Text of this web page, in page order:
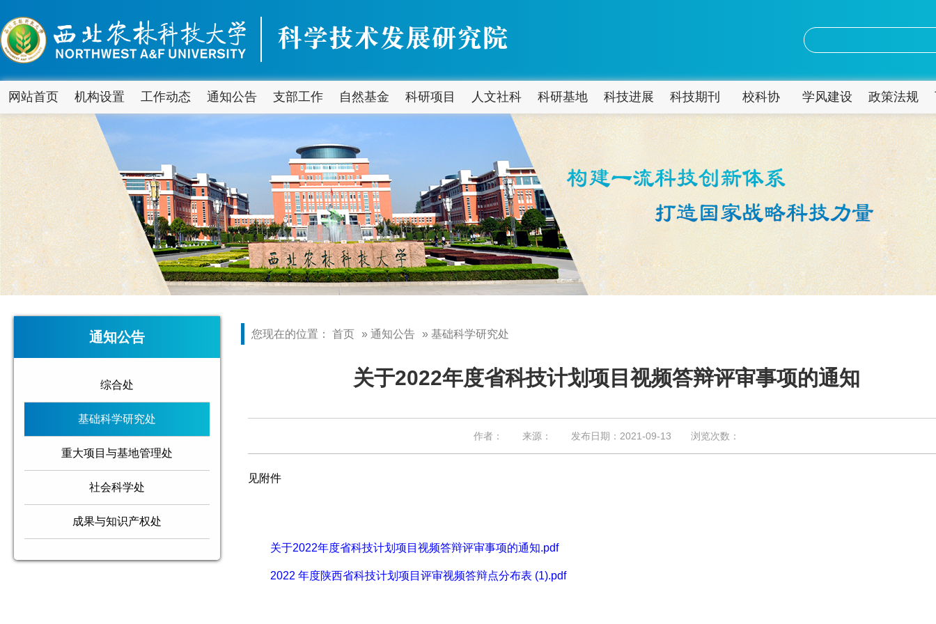
网站首页 机构设置 工作动态 通知公告 支部工作 自然基金 科研项目 人文社科 科研基地 科技进展 科技期刊 校科协 学风建设 政策法规
通知公告
综合处
基础科学研究处
重大项目与基地管理处
社会科学处
成果与知识产权处
您现在的位置： 首页 » 通知公告 » 基础科学研究处
关于2022年度省科技计划项目视频答辩评审事项的通知
作者： 来源： 发布日期：2021-09-13 浏览次数：
见附件
关于2022年度省科技计划项目视频答辩评审事项的通知.pdf
2022 年度陕西省科技计划项目评审视频答辩点分布表 (1).pdf